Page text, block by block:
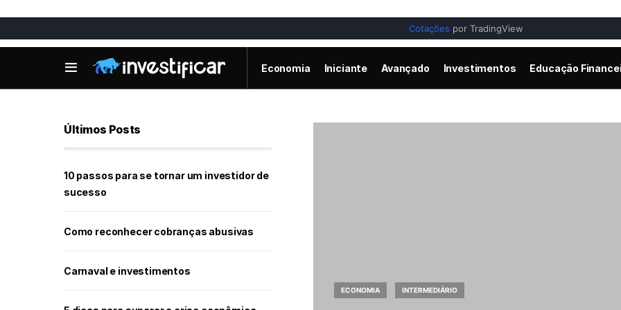
Cotações por TradingView
Economia Iniciante Avançado Investimentos Educação
ECONOMIA INTERMEDIÁRIO
Últimos Posts
10 passos para se tornar um investidor de
sucesso
Como reconhecer cobranças abusivas
Carnaval e investimentos